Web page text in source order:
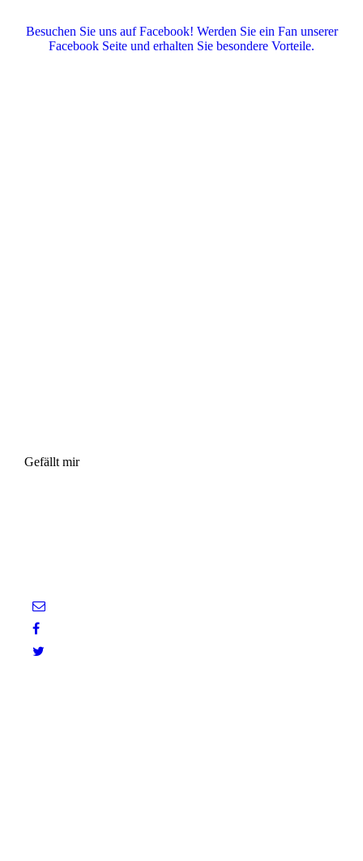
Besuchen Sie uns auf Facebook! Werden Sie ein Fan unserer
Facebook Seite und erhalten Sie besondere Vorteile.
Gefällt mir